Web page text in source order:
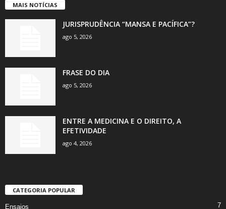
MAIS NOTÍCIAS
JURISPRUDÊNCIA “MANSA E PACÍFICA”?
ago 5, 2026
FRASE DO DIA
ago 5, 2026
ENTRE A MEDICINA E O DIREITO, A
EFETIVIDADE
ago 4, 2026
CATEGORIA POPULAR
Ensaios 7